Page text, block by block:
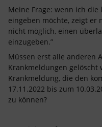
Meine Frage: wenn ich
eingeben möchte, zeigt er
nicht möglich, einen
einzugeben.”
Müssen erst alle anderen
Krankmeldungen
Krankmeldung, die den
17.11.2022 bis zum
zu können?